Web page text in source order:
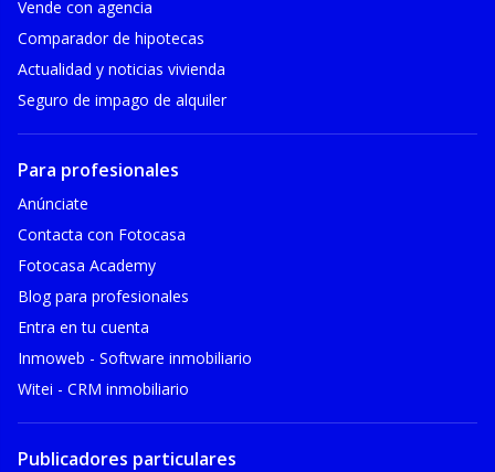
Vende con agencia
Comparador de hipotecas
Actualidad y noticias vivienda
Seguro de impago de alquiler
Para profesionales
Anúnciate
Contacta con Fotocasa
Fotocasa Academy
Blog para profesionales
Entra en tu cuenta
Inmoweb - Software inmobiliario
Witei - CRM inmobiliario
Publicadores particulares